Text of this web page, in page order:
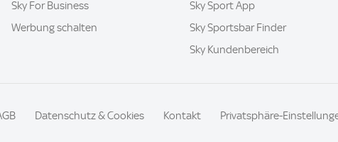
Sky For Business
Werbung schalten
Sky Sport App
Sky Sportsbar Finder
Sky Kundenbereich
Datenschutz & Cookies Kontakt Privatsphäre-